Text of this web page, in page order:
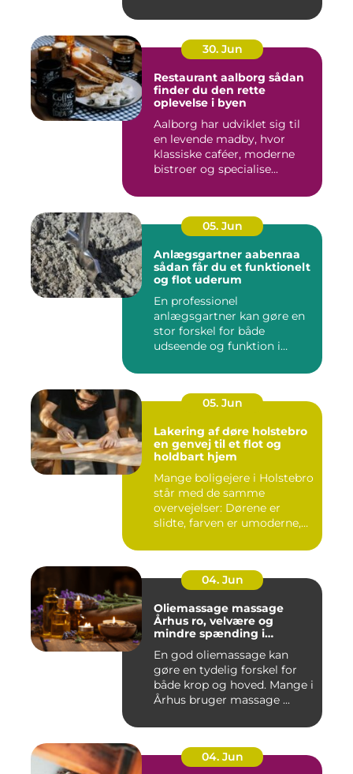
30. Jun
Restaurant aalborg sådan
finder du den rette
oplevelse i byen
Aalborg har udviklet sig til
en levende madby, hvor
klassiske caféer, moderne
bistroer og specialise...
05. Jun
Anlægsgartner aabenraa
sådan får du et funktionelt
og flot uderum
En professionel
anlægsgartner kan gøre en
stor forskel for både
udseende og funktion i
05. Jun
Lakering af døre holstebro
en genvej til et flot og
holdbart hjem
Mange boligejere i Holstebro
står med de samme
overvejelser: Dørene er
slidte, farven er umoderne,
04. Jun
Oliemassage massage
Århus ro, velvære og
mindre spænding i
En god oliemassage kan
gøre en tydelig forskel for
både krop og hoved. Mange i
Århus bruger massage ...
04. Jun